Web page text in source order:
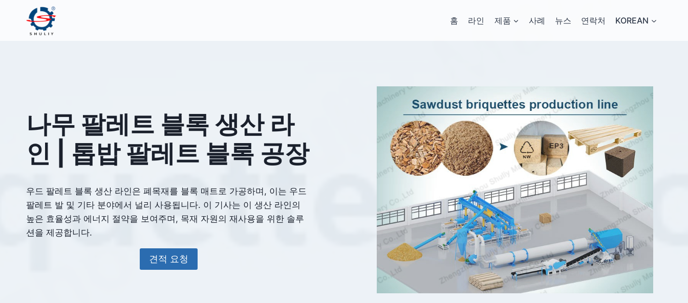
content
홈 라인 제품 사례 뉴스 연락처 KOREAN
나무 팔레트 블록 생산 라
인 | 톱밥 팔레트 블록 공장
우드 팔레트 블록 생산 라인은 폐목재를 블록 매트로 가공하며, 이는 우드
팔레트 발 및 기타 분야에서 널리 사용됩니다. 이 기사는 이 생산 라인의
높은 효율성과 에너지 절약을 보여주며, 목재 자원의 재사용을 위한 솔루
션을 제공합니다.
견적 요청